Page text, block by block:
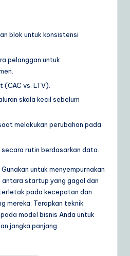
blok untuk konsistensi
pelanggan untuk
(CAC vs. LTV).
skala kecil sebelum
melakukan perubahan pada
rutin berdasarkan data.
untuk menyempurnakan
antara startup yang gagal dan
pada kecepatan dan
mereka. Terapkan teknik
model bisnis Anda untuk
jangka panjang.